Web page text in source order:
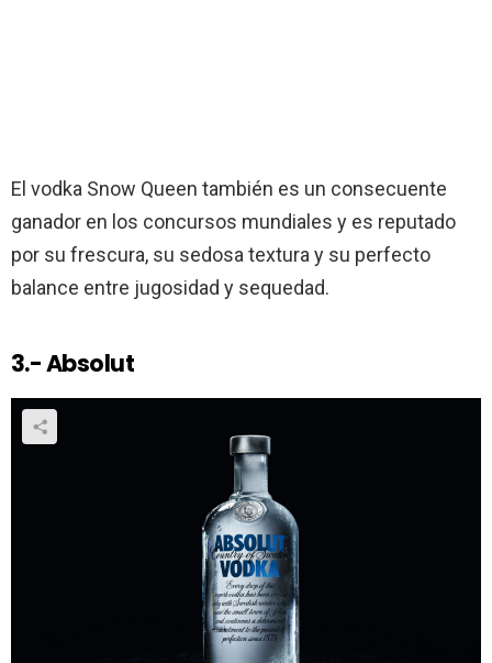
El vodka Snow Queen también es un consecuente
ganador en los concursos mundiales y es reputado
por su frescura, su sedosa textura y su perfecto
balance entre jugosidad y sequedad.
3.- Absolut